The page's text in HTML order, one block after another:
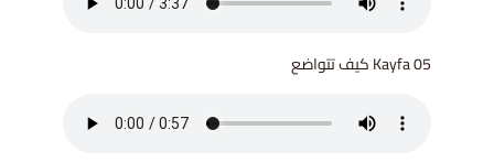
05 Kayfa كيف تتواضع